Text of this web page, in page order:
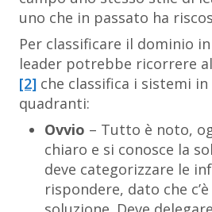
uno che in passato ha
Per classificare il dominio
leader potrebbe ricorrere al
[2] che classifica i sistemi
quadranti:
Ovvio – Tutto è noto,
chiaro e si conosce la
deve categorizzare le
rispondere, dato che